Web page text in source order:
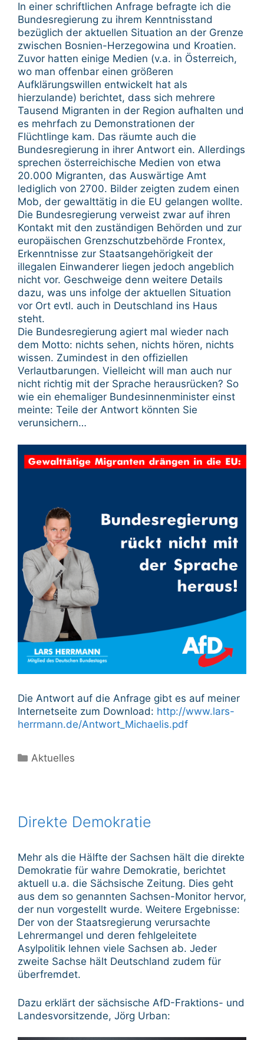
In einer schriftlichen Anfrage befragte ich die
Bundesregierung zu ihrem Kenntnisstand
bezüglich der aktuellen Situation an der Grenze
zwischen Bosnien-Herzegowina und Kroatien.
Zuvor hatten einige Medien (v.a. in Österreich,
wo man offenbar einen größeren
Aufklärungswillen entwickelt hat als
hierzulande) berichtet, dass sich mehrere
Tausend Migranten in der Region aufhalten und
es mehrfach zu Demonstrationen der
Flüchtlinge kam. Das räumte auch die
Bundesregierung in ihrer Antwort ein. Allerdings
sprechen österreichische Medien von etwa
20.000 Migranten, das Auswärtige Amt
lediglich von 2700. Bilder zeigten zudem einen
Mob, der gewalttätig in die EU gelangen wollte.
Die Bundesregierung verweist zwar auf ihren
Kontakt mit den zuständigen Behörden und zur
europäischen Grenzschutzbehörde Frontex,
Erkenntnisse zur Staatsangehörigkeit der
illegalen Einwanderer liegen jedoch angeblich
nicht vor. Geschweige denn weitere Details
dazu, was uns infolge der aktuellen Situation
vor Ort evtl. auch in Deutschland ins Haus
steht.
Die Bundesregierung agiert mal wieder nach
dem Motto: nichts sehen, nichts hören, nichts
wissen. Zumindest in den offiziellen
Verlautbarungen. Vielleicht will man auch nur
nicht richtig mit der Sprache herausrücken? So
wie ein ehemaliger Bundesinnenminister einst
meinte: Teile der Antwort könnten Sie
verunsichern…
Die Antwort auf die Anfrage gibt es auf meiner
Internetseite zum Download: http://www.lars-
herrmann.de/Antwort_Michaelis.pdf
Kategorien
Aktuelles
Direkte Demokratie
Mehr als die Hälfte der Sachsen hält die direkte
Demokratie für wahre Demokratie, berichtet
aktuell u.a. die Sächsische Zeitung. Dies geht
aus dem so genannten Sachsen-Monitor hervor,
der nun vorgestellt wurde. Weitere Ergebnisse:
Der von der Staatsregierung verursachte
Lehrermangel und deren fehlgeleitete
Asylpolitik lehnen viele Sachsen ab. Jeder
zweite Sachse hält Deutschland zudem für
überfremdet.
Dazu erklärt der sächsische AfD-Fraktions- und
Landesvorsitzende, Jörg Urban: